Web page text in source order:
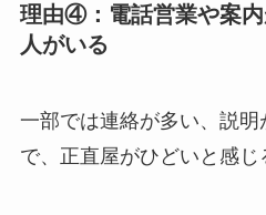
理由④：電話営業や案
人がいる
一部では連絡が多い、説
で、正直屋がひどいと感じ